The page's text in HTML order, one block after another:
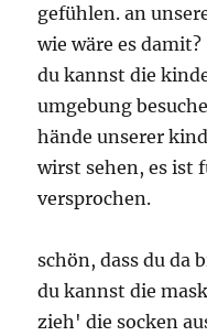
gefühlen. an
wie wäre es damit?
du kannst die
umgebung
hände unserer
wirst sehen, es ist
versprochen.
schön, dass du da
du kannst die
zieh' die socken